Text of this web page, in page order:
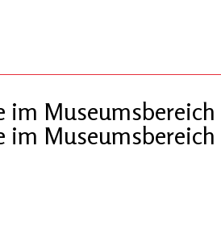
im Museumsbereich
im Museumsbereich